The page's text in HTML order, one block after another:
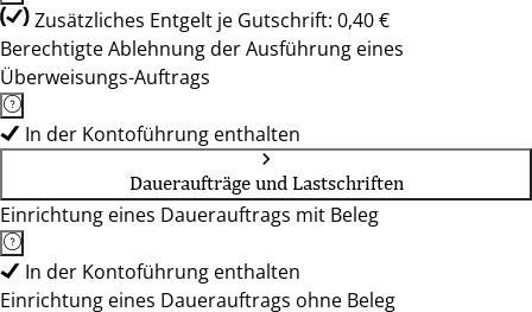
Zusätzliches Entgelt je Gutschrift: 0,40 €
Berechtigte Ablehnung der Ausführung eines
Überweisungs-Auftrags
In der Kontoführung enthalten
Daueraufträge und Lastschriften
Einrichtung eines Dauerauftrags mit Beleg
In der Kontoführung enthalten
Einrichtung eines Dauerauftrags ohne Beleg